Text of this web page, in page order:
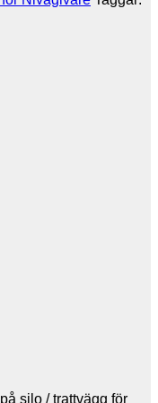
silo / trattvägg för